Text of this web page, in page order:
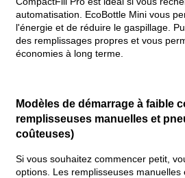
automatisation. EcoBottle Mini vous
l'énergie et de réduire le gaspillage.
des remplissages propres et vous
économies à long terme.
Modèles de démarrage à faible
remplisseuses manuelles et
coûteuses)
Si vous souhaitez commencer petit,
options. Les remplisseuses